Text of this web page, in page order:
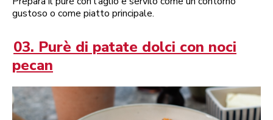
gustoso o come piatto principale.
03. Purè di patate dolci con noci
pecan